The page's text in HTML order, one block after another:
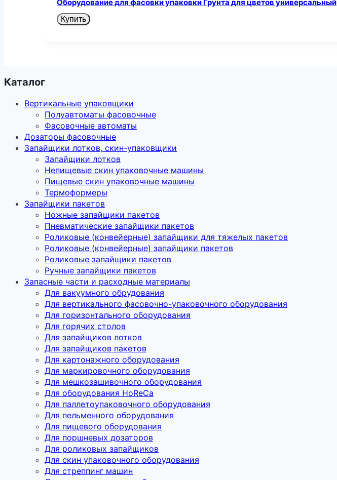
Оборудование для фасовки упаковки Грунта для цветов универсальный
Купить
Каталог
Вертикальные упаковщики
Полуавтоматы фасовочные
Фасовочные автоматы
Дозаторы фасовочные
Запайщики лотков, скин-упаковщики
Запайщики лотков
Непищевые скин упаковочные машины
Пищевые скин упаковочные машины
Термоформеры
Запайщики пакетов
Ножные запайщики пакетов
Пневматические запайщики пакетов
Роликовые (конвейерные) запайщики для тяжелых пакетов
Роликовые (конвейерные) запайщики пакетов
Роликовые запайщики пакетов
Ручные запайщики пакетов
Запасные части и расходные материалы
Для вакуумного обрудования
Для вертикального фасовочно-упаковочного оборудования
Для горизонтального оборудования
Для горячих столов
Для запайщиков лотков
Для запайщиков пакетов
Для картонажного оборудования
Для маркировочного оборудования
Для мешкозашивочного оборудования
Для оборудования HoReCa
Для паллетоупаковочного оборудования
Для пельменного оборудования
Для пищевого оборудования
Для поршневых дозаторов
Для роликовых запайщиков
Для скин упаковочного оборудования
Для стреппинг машин